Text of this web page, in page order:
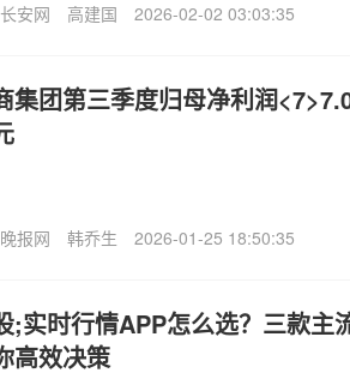
安网 高建国 2026-02-02 03:03:35
集团第三季度归母净利润
报网 韩乔生 2026-01-25 18:50:35
;实时行情APP怎么选？三款主
高效决策